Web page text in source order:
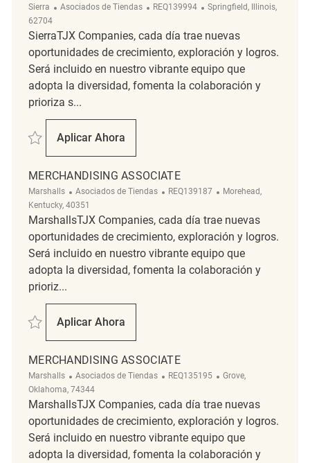
Sierra Categoría
Asociados de Tiendas ReqId
REQ139994 Ubicación
Springfield, Illinois,
62704
SierraTJX Companies, cada día trae nuevas
oportunidades de crecimiento, exploración y logros.
Será incluido en nuestro vibrante equipo que
adopta la diversidad, fomenta la colaboración y
prioriza s...
Salvar Merchandising Associate REQ139994
Aplicar Ahora
Merchandising Associate
MERCHANDISING ASSOCIATE
Marshalls Categoría
Asociados de Tiendas ReqId
REQ139187 Ubicación
Morehead,
Kentucky, 40351
MarshallsTJX Companies, cada día trae nuevas
oportunidades de crecimiento, exploración y logros.
Será incluido en nuestro vibrante equipo que
adopta la diversidad, fomenta la colaboración y
prioriz...
Salvar Merchandising Associate REQ139187
Aplicar Ahora
Merchandising Associate
MERCHANDISING ASSOCIATE
Marshalls Categoría
Asociados de Tiendas ReqId
REQ135195 Ubicación
Grove,
Oklahoma, 74344
MarshallsTJX Companies, cada día trae nuevas
oportunidades de crecimiento, exploración y logros.
Será incluido en nuestro vibrante equipo que
adopta la diversidad, fomenta la colaboración y